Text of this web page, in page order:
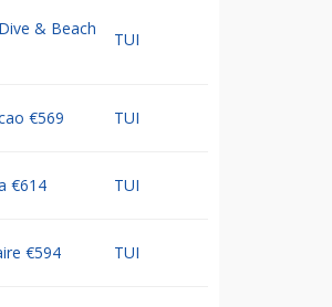
& Beach
TUI
€569 TUI
€614 TUI
€594 TUI